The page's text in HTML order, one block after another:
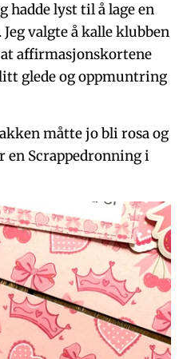
hadde lyst til å lage en
valgte å kalle klubben
affirmasjonskortene
glede og oppmuntring
måtte jo bli rosa og
en Scrappedronning i